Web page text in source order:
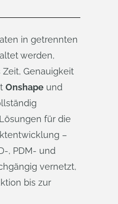
in getrennten
werden,
Genauigkeit
Onshape und
für die
–
, PDM- und
vernetzt,
bis zur